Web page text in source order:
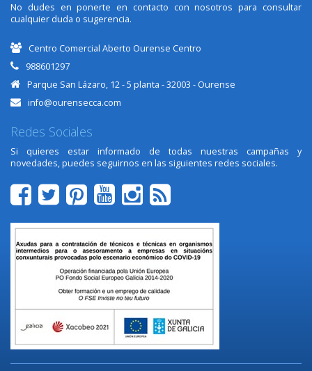
No dudes en ponerte en contacto con nosotros para consultar
cualquier duda o sugerencia.
Centro Comercial Aberto Ourense Centro
988601297
Parque San Lázaro, 12 - 5 planta - 32003 - Ourense
info@ourensecca.com
Redes Sociales
Si quieres estar informado de todas nuestras campañas y
novedades, puedes seguirnos en las siguientes redes sociales.